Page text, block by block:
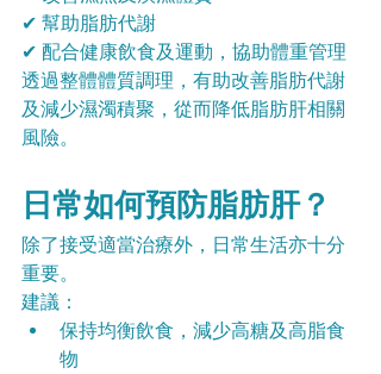
✔ 幫助脂肪代謝
✔ 配合健康飲食及運動，協助體重管理
透過整體體質調理，有助改善脂肪代謝
及減少濕濁積聚，從而降低脂肪肝相關
風險。
日常如何預防脂肪肝？
除了接受適當治療外，日常生活亦十分
重要。
建議：
保持均衡飲食，減少高糖及高脂食
物